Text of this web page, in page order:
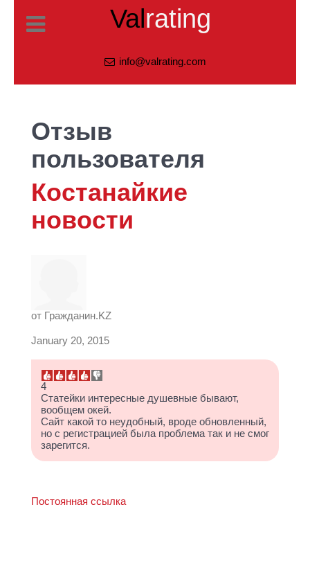
Valrating
info@valrating.com
Отзыв
пользователя
Костанайкие
новости
от Гражданин.KZ
January 20, 2015
4
Статейки интересные душевные бывают,
вообщем окей.
Сайт какой то неудобный, вроде обновленный,
но с регистрацией была проблема так и не смог
зарегится.
Постоянная ссылка